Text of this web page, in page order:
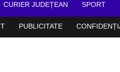
CURIER JUDEȚEAN SPORT
PUBLICITATE